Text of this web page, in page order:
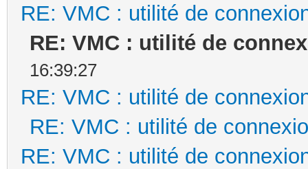
RE: VMC : utilité de
RE: VMC : utilité de
16:39:27
RE: VMC : utilité de
RE: VMC : utilité de
RE: VMC : utilité de